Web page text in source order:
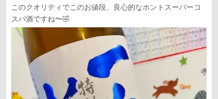
このクオリティでこのお値段、良心的なホントスーパーコ
スパ酒ですね〜🤣